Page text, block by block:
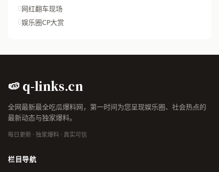
网红翻车现场
娱乐圈CP大赏
🍉 q-links.cn
全网最新最全吃瓜爆料网，第一时间为您呈现娱乐圈、社会热点的
最新动态与独家爆料。
每日更新 · 独家爆料 · 真实可信
栏目导航